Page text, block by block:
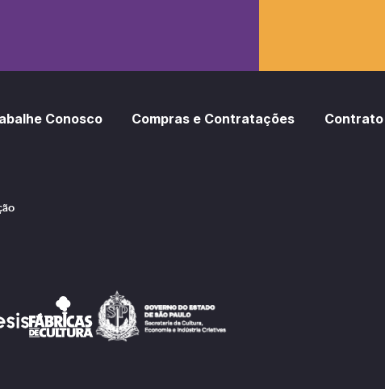
Conosco Compras e Contratações